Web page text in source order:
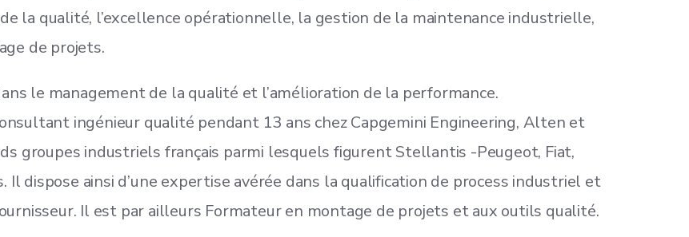
la qualité, l’excellence opérationnelle, la gestion de la maintenance industrielle,
de projets.
le management de la qualité et l’amélioration de la performance.
ingénieur qualité pendant 13 ans chez Capgemini Engineering, Alten et
groupes industriels français parmi lesquels figurent Stellantis -Peugeot, Fiat,
Il dispose ainsi d’une expertise avérée dans la qualification de process industriel et
Il est par ailleurs Formateur en montage de projets et aux outils qualité.